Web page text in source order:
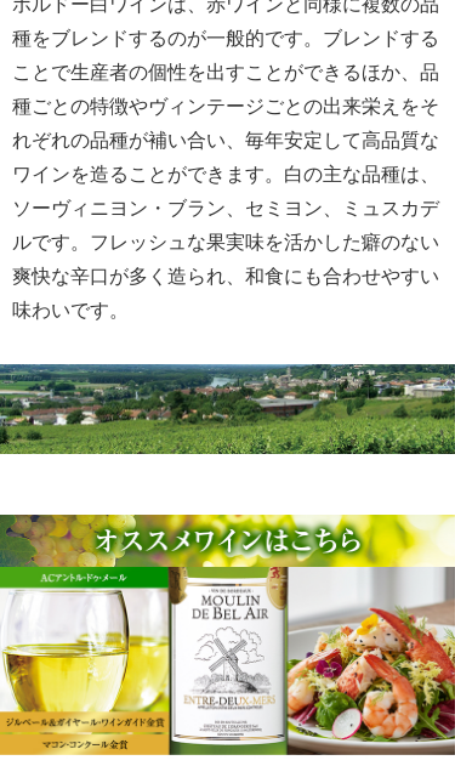
ボルドー白ワインは、赤ワインと同様に複数の品
種をブレンドするのが一般的です。ブレンドする
ことで生産者の個性を出すことができるほか、品
種ごとの特徴やヴィンテージごとの出来栄えをそ
れぞれの品種が補い合い、毎年安定して高品質な
ワインを造ることができます。白の主な品種は、
ソーヴィニヨン・ブラン、セミヨン、ミュスカデ
ルです。フレッシュな果実味を活かした癖のない
爽快な辛口が多く造られ、和食にも合わせやすい
味わいです。